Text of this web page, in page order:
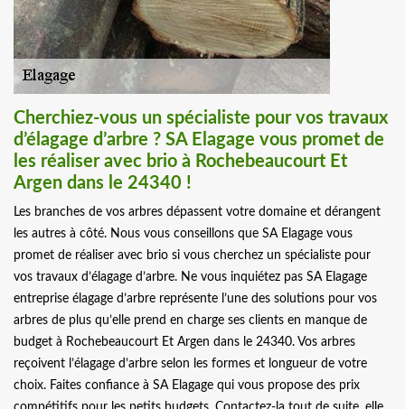
Cherchiez-vous un spécialiste pour vos travaux
d’élagage d’arbre ? SA Elagage vous promet de
les réaliser avec brio à Rochebeaucourt Et
Argen dans le 24340 !
Les branches de vos arbres dépassent votre domaine et dérangent
les autres à côté. Nous vous conseillons que SA Elagage vous
promet de réaliser avec brio si vous cherchez un spécialiste pour
vos travaux d’élagage d’arbre. Ne vous inquiétez pas SA Elagage
entreprise élagage d’arbre représente l’une des solutions pour vos
arbres de plus qu’elle prend en charge ses clients en manque de
budget à Rochebeaucourt Et Argen dans le 24340. Vos arbres
reçoivent l’élagage d’arbre selon les formes et longueur de votre
choix. Faites confiance à SA Elagage qui vous propose des prix